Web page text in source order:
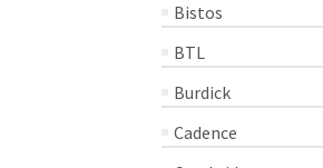
Bistos
BTL
Burdick
Cadence